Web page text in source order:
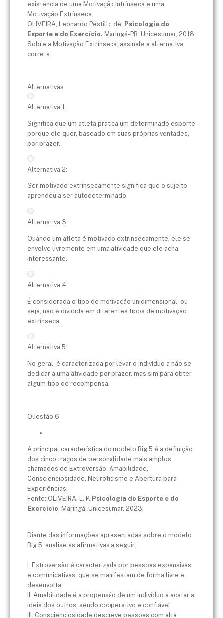
existência de uma Motivação Intrínseca e uma
Motivação Extrínseca.
OLIVEIRA, Leonardo Pestillo de. Psicologia do
Esporte e do Exercício. Maringá-PR: Unicesumar, 2018.
Sobre a Motivação Extrínseca, assinale a alternativa
correta.
Alternativas
Alternativa 1:
Significa que um atleta pratica um determinado esporte
porque ele quer, baseado em suas próprias vontades,
por prazer.
Alternativa 2:
Ser motivado extrinsecamente significa que o sujeito
aprendeu a ser autodeterminado.
Alternativa 3:
Quando um atleta é motivado extrinsecamente, ele se
envolve livremente em uma atividade que ele acha
interessante.
Alternativa 4:
É considerada o tipo de motivação unidimensional, ou
seja, não é dividida em diferentes tipos de motivação
extrínseca.
Alternativa 5:
No geral, é caracterizada por levar o indivíduo a não se
dedicar a uma atividade por prazer, mas sim para obter
algum tipo de recompensa.
Questão 6
A principal característica do modelo Big 5 é a definição
dos cinco traços de personalidade mais amplos,
chamados de Extroversão, Amabilidade,
Conscienciosidade, Neuroticismo e Abertura para
Experiências.
Fonte: OLIVEIRA, L. P. Psicologia do Esporte e do
Exercício. Maringá: Unicesumar, 2023.
Diante das informações apresentadas sobre o modelo
Big 5, analise as afirmativas a seguir:
I. Extroversão é caracterizada por pessoas expansivas
e comunicativas, que se manifestam de forma livre e
desenvolta.
II. Amabilidade é a propensão de um indivíduo a acatar a
ideia dos outros, sendo cooperativo e confiável.
III. Conscienciosidade descreve pessoas com alta